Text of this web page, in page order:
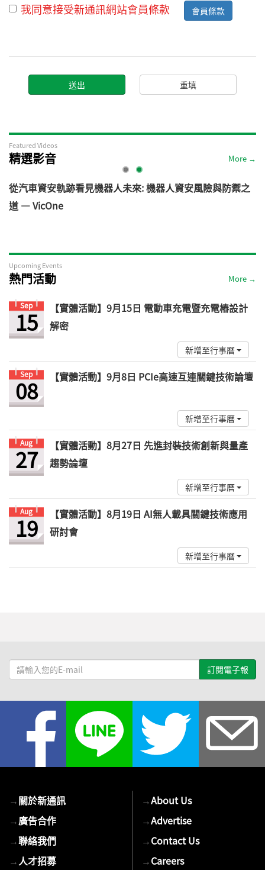
我同意接受新通訊網站會員條款
會員條款
Featured Videos
精選影音 More →
從汽車資安軌跡看見機器人未來: 機器人資安風險與防禦之
道 — VicOne
Upcoming Events
熱門活動 More →
Sep
15
【實體活動】9月15日 電動車充電暨充電樁設計
解密
新增至行事曆
Sep
08 【實體活動】9月8日 PCIe高速互連關鍵技術論壇
新增至行事曆
Aug
27
【實體活動】8月27日 先進封裝技術創新與量產
趨勢論壇
新增至行事曆
Aug
19
【實體活動】8月19日 AI無人載具關鍵技術應用
研討會
新增至行事曆
請
輸
→關於新通訊
→廣告合作
→聯絡我們
→人才招募
→About Us
→Advertise
→Contact Us
→Careers